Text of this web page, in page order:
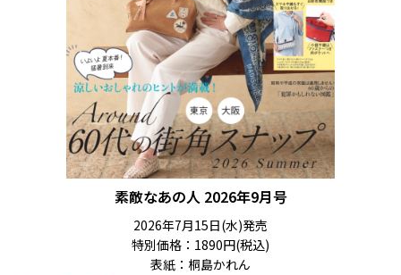
素敵なあの人 2026年9月号
2026年7月15日(水)発売
特別価格：1890円(税込)
表紙：桐島かれん